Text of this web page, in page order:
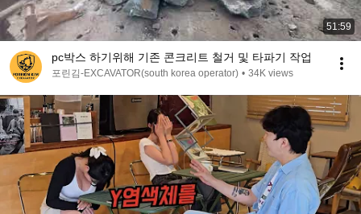
51:59
pc박스 하기위해 기존 콘크리트 철거 및 타파기 작업
포린김-EXCAVATOR(south korea operator) • 34K views